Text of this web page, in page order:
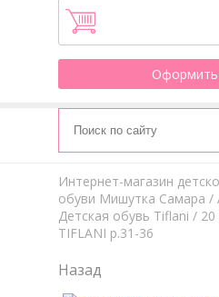
Оформить
Интернет-магазин
обуви Мишутка Самара /
Детская обувь Tiflani / 20
TIFLANI р.31-36
Назад